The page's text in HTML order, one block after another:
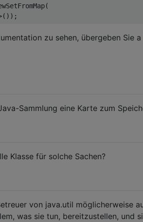
zu sehen, übergeben Sie a
Sammlung eine Karte zum
Klasse für solche Sachen?
von java.util möglicherweise
was sie tun, bereitzustellen, und